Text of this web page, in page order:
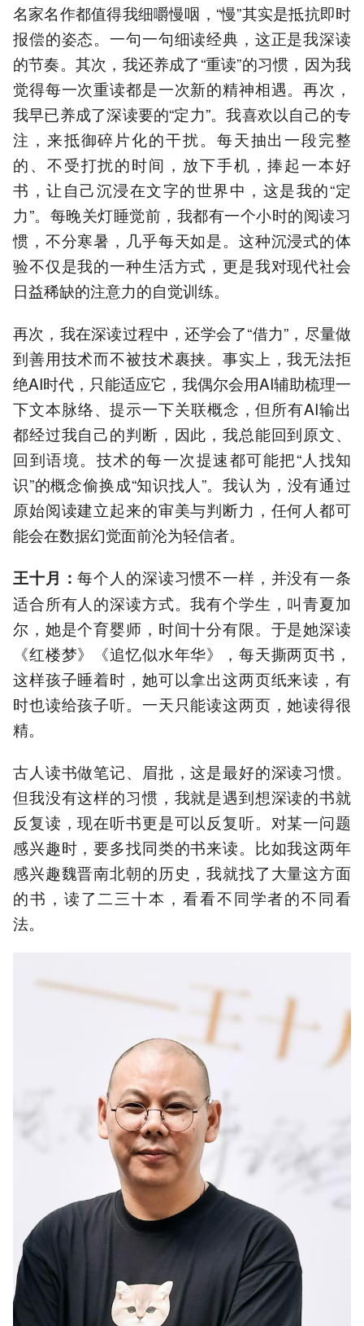
名家名作都值得我细嚼慢咽，“慢”其实是抵抗即时
报偿的姿态。一句一句细读经典，这正是我深读
的节奏。其次，我还养成了“重读”的习惯，因为我
觉得每一次重读都是一次新的精神相遇。再次，
我早已养成了深读要的“定力”。我喜欢以自己的专
注，来抵御碎片化的干扰。每天抽出一段完整
的、不受打扰的时间，放下手机，捧起一本好
书，让自己沉浸在文字的世界中，这是我的“定
力”。每晚关灯睡觉前，我都有一个小时的阅读习
惯，不分寒暑，几乎每天如是。这种沉浸式的体
验不仅是我的一种生活方式，更是我对现代社会
日益稀缺的注意力的自觉训练。
再次，我在深读过程中，还学会了“借力”，尽量做
到善用技术而不被技术裹挟。事实上，我无法拒
绝AI时代，只能适应它，我偶尔会用AI辅助梳理一
下文本脉络、提示一下关联概念，但所有AI输出
都经过我自己的判断，因此，我总能回到原文、
回到语境。技术的每一次提速都可能把“人找知
识”的概念偷换成“知识找人”。我认为，没有通过
原始阅读建立起来的审美与判断力，任何人都可
能会在数据幻觉面前沦为轻信者。
王十月 ：每个人的深读习惯不一样，并没有一条
适合所有人的深读方式。我有个学生，叫青夏加
尔，她是个育婴师，时间十分有限。于是她深读
《红楼梦》《追忆似水年华》，每天撕两页书，
这样孩子睡着时，她可以拿出这两页纸来读，有
时也读给孩子听。一天只能读这两页，她读得很
精。
古人读书做笔记、眉批，这是最好的深读习惯。
但我没有这样的习惯，我就是遇到想深读的书就
反复读，现在听书更是可以反复听。对某一问题
感兴趣时，要多找同类的书来读。比如我这两年
感兴趣魏晋南北朝的历史，我就找了大量这方面
的书，读了二三十本，看看不同学者的不同看
法。